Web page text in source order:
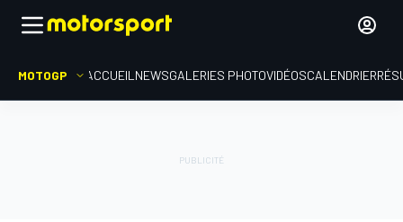
MOTOGP ACCUEIL NEWSGALERIES PHOTOVIDÉOSCALENDRIER